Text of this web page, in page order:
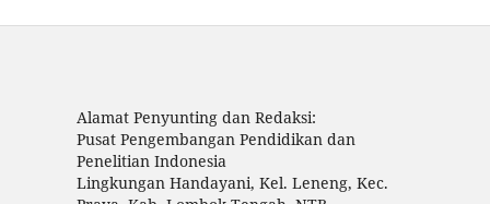
Alamat Penyunting dan Redaksi:
Pusat Pengembangan Pendidikan dan
Penelitian Indonesia
Lingkungan Handayani, Kel. Leneng, Kec.